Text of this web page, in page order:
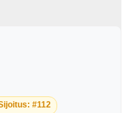
#112